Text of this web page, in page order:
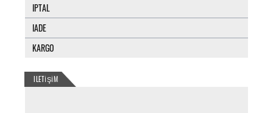
IPTAL
IADE
KARGO
ILETIŞIM